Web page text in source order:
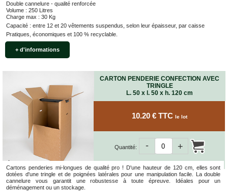
Double cannelure - qualité renforcée
Volume : 250 Litres
Charge max : 30 Kg
Capacité : entre 12 et 20 vêtements suspendus, selon leur épaisseur, par caisse
Pratiques, économiques et 100 % recyclable.
+ d'informations
CARTON PENDERIE CONFECTION AVEC
TRINGLE
L. 50 x l. 50 x h. 120 cm
Cartons penderies mi-longues de qualité pro ! D'une hauteur de 120 cm, elles sont
dotées d'une tringle et de poignées latérales pour une manipulation facile. La double
cannelure vous garantit une robustesse à toute épreuve. Idéales pour un
déménagement ou un stockage.
10.20 € TTC le lot
Quantité: +
-